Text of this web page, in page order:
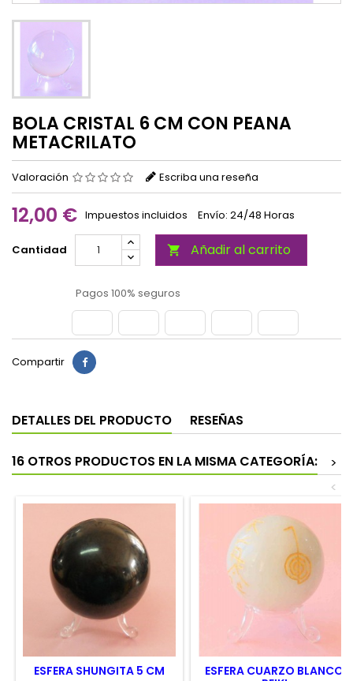
BOLA CRISTAL 6 CM CON PEANA
METACRILATO
Valoración Escriba una reseña
12,00 € Impuestos incluidos Envío: 24/48 Horas
Cantidad  Añadir al carrito
Pagos 100% seguros
Compartir
DETALLES DEL PRODUCTO RESEÑAS
16 OTROS PRODUCTOS EN LA MISMA CATEGORÍA:
>
<
ESFERA SHUNGITA 5 CM
ESFERA CUARZO BLANCO